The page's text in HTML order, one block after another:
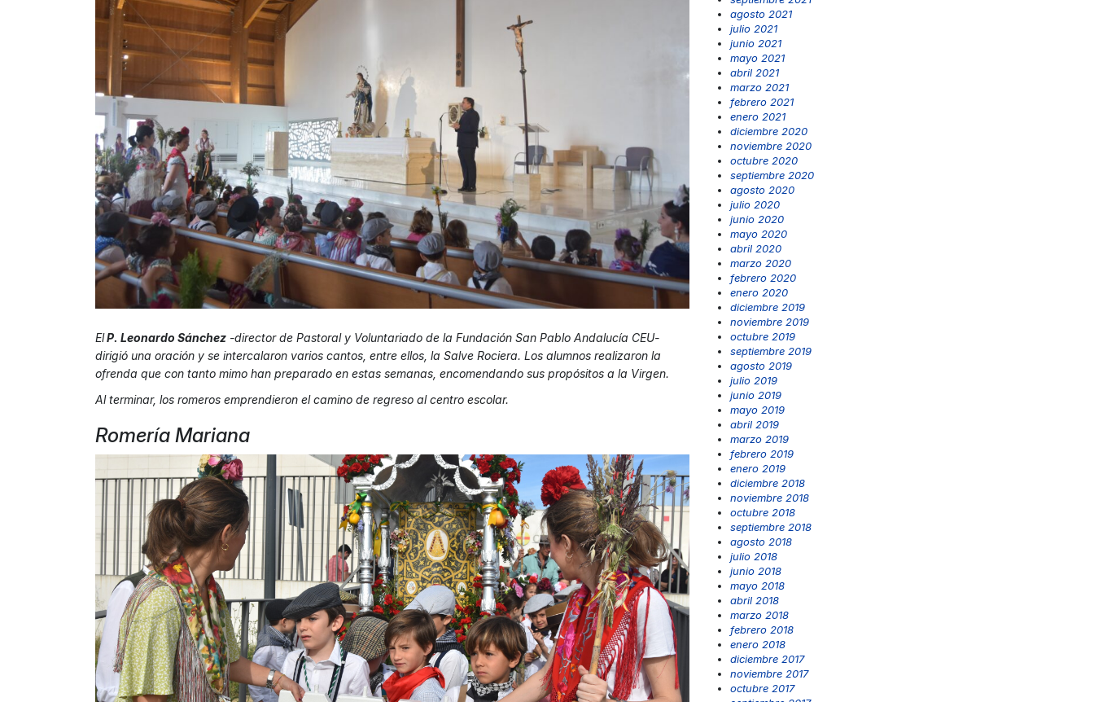
ElP. Leonardo Sánchez -director de Pastoral y Voluntariado de la Fundación San Pablo Andalucía CEU-
dirigió una oración y se intercalaron varios cantos, entre ellos, la Salve Rociera. Los alumnos realizaron la
ofrenda que con tanto mimo han preparado en estas semanas, encomendando sus propósitos a la Virgen.
Al terminar, los romeros emprendieron el camino de regreso al centro escolar.
Romería Mariana
agosto 2021
julio 2021
junio 2021
mayo 2021
abril 2021
marzo 2021
febrero 2021
enero 2021
diciembre 2020
noviembre 2020
octubre 2020
septiembre 2020
agosto 2020
julio 2020
junio 2020
mayo 2020
abril 2020
marzo 2020
febrero 2020
enero 2020
diciembre 2019
noviembre 2019
octubre 2019
septiembre 2019
agosto 2019
julio 2019
junio 2019
mayo 2019
abril 2019
marzo 2019
febrero 2019
enero 2019
diciembre 2018
noviembre 2018
octubre 2018
septiembre 2018
agosto 2018
julio 2018
junio 2018
mayo 2018
abril 2018
marzo 2018
febrero 2018
enero 2018
diciembre 2017
noviembre 2017
octubre 2017